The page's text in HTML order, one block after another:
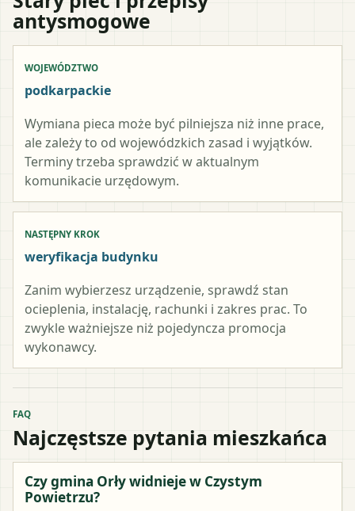
antysmogowe
WOJEWÓDZTWO
podkarpackie
Wymiana pieca może być pilniejsza niż inne prace,
ale zależy to od wojewódzkich zasad i wyjątków.
Terminy trzeba sprawdzić w aktualnym
komunikacie urzędowym.
NASTĘPNY KROK
weryfikacja budynku
Zanim wybierzesz urządzenie, sprawdź stan
ocieplenia, instalację, rachunki i zakres prac. To
zwykle ważniejsze niż pojedyncza promocja
wykonawcy.
FAQ
Najczęstsze pytania mieszkańca
Czy gmina Orły widnieje w Czystym
Powietrzu?